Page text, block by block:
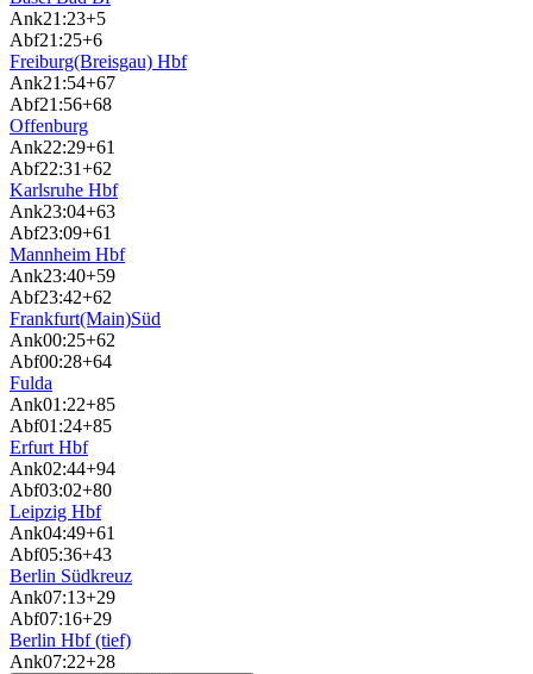
Ank21:23+5
Abf21:25+6
Freiburg(Breisgau) Hbf
Ank21:54+67
Abf21:56+68
Offenburg
Ank22:29+61
Abf22:31+62
Karlsruhe Hbf
Ank23:04+63
Abf23:09+61
Mannheim Hbf
Ank23:40+59
Abf23:42+62
Frankfurt(Main)Süd
Ank00:25+62
Abf00:28+64
Fulda
Ank01:22+85
Abf01:24+85
Erfurt Hbf
Ank02:44+94
Abf03:02+80
Leipzig Hbf
Ank04:49+61
Abf05:36+43
Berlin Südkreuz
Ank07:13+29
Abf07:16+29
Berlin Hbf (tief)
Ank07:22+28